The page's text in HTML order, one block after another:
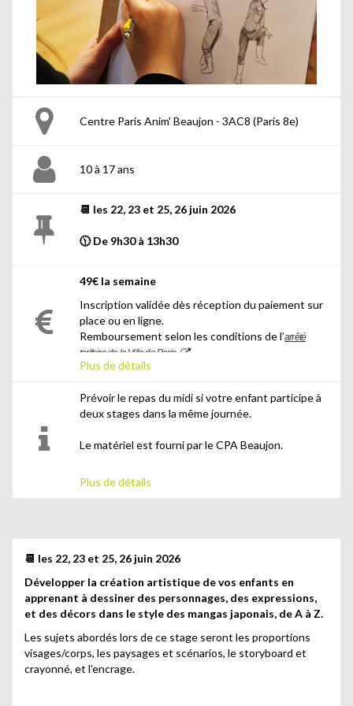
Centre Paris Anim' Beaujon - 3AC8 (Paris 8e)
10 à 17 ans
📆 les 22, 23 et 25, 26 juin 2026
🕦 De 9h30 à 13h30
49€ la semaine
Inscription validée dès réception du paiement sur
place ou en ligne.
Remboursement selon les conditions de l’arrêté
tarifaire de la Ville de Paris
.
Plus de détails
Prévoir le repas du midi si votre enfant participe à
deux stages dans la même journée.
Le matériel est fourni par le CPA Beaujon.
Plus de détails
📆 les 22, 23 et 25, 26 juin 2026
Développer la création artistique de vos enfants en
apprenant à dessiner des personnages, des expressions,
et des décors dans le style des mangas japonais, de A à Z.
Les sujets abordés lors de ce stage seront les proportions
visages/corps, les paysages et scénarios, le storyboard et
crayonné, et l'encrage.